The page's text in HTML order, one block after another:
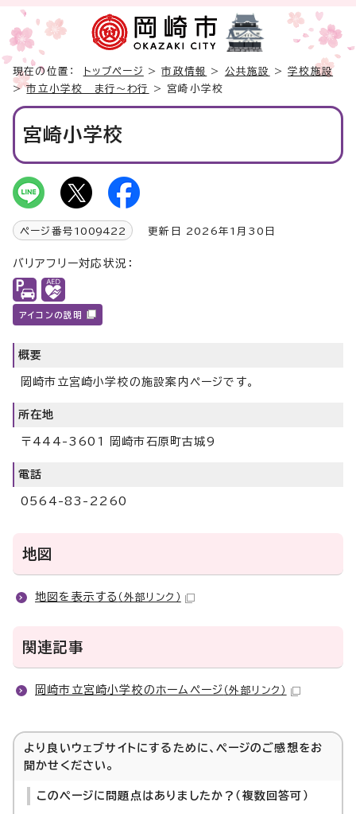
現在の位置： トップページ >市政情報 > 公共施設 >学校施設
>市立小学校 ま行～わ行 > 宮崎小学校
宮崎小学校
ページ番号 1009422 更新日 2026年1月30日
バリアフリー対応状況：
アイコンの説明
概要
岡崎市立宮崎小学校の施設案内ページです。
所在地
〒444-3601 岡崎市石原町古城9
電話
0564-83-2260
地図
地図を表示する （外部リンク）
関連記事
岡崎市立宮崎小学校のホームページ （外部リンク）
より良いウェブサイトにするために、ページのご感想をお
聞かせください。
このページに問題点はありましたか？（複数回答可）